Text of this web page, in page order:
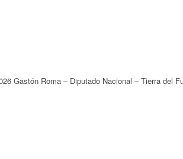
Gastón Roma – Diputado Nacional – Tierra del